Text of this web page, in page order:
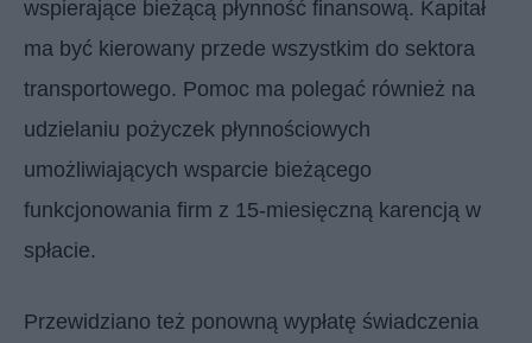
wspierające bieżącą płynność finansową. Kapitał
ma być kierowany przede wszystkim do sektora
transportowego. Pomoc ma polegać również na
udzielaniu pożyczek płynnościowych
umożliwiających wsparcie bieżącego
funkcjonowania firm z 15-miesięczną karencją w
spłacie.
Przewidziano też ponowną wypłatę świadczenia